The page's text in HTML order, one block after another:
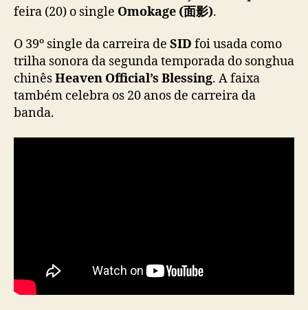
e
面
影
)
”
,
h
feira (20) o single Omokage (面影).
O 39º single da carreira de SID foi usada como
trilha sonora da segunda temporada do songhua
chinêsHeaven Official’s Blessing. A faixa
também celebra os 20 anos de carreira da
banda.